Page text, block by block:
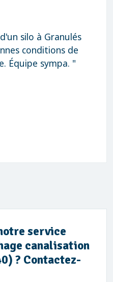
très correct
service
canalisation
? Contactez-